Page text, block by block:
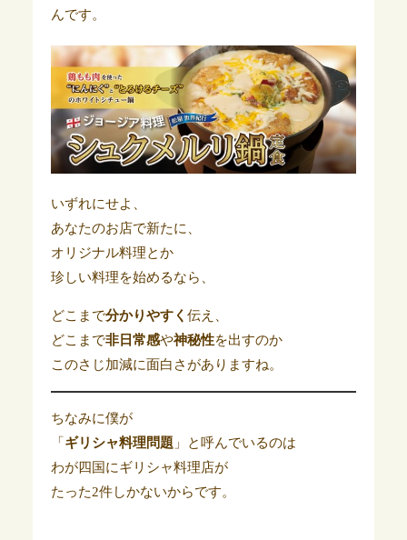
んです。
いずれにせよ、
あなたのお店で新たに、
オリジナル料理とか
珍しい料理を始めるなら、
どこまで分かりやすく 伝え、
どこまで非日常感や神秘性を出すのか
このさじ加減に面白さがありますね。
ちなみに僕が
「 ギリシャ料理問題 」と呼んでいるのは
わが四国にギリシャ料理店が
たった2件しかないからです。